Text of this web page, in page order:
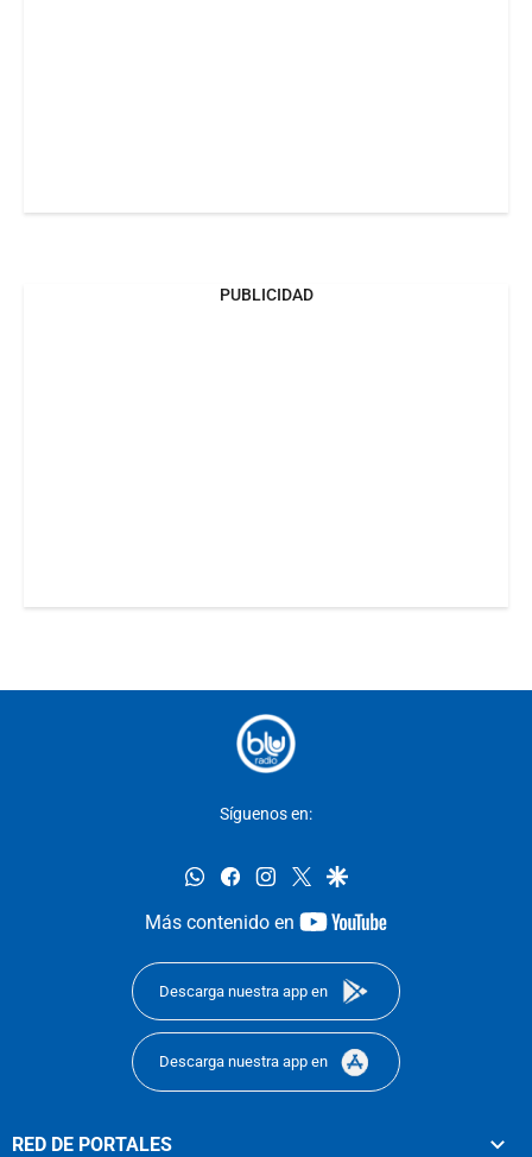
PUBLICIDAD
Síguenos en:
whatsappfacebookinstagram
twittergoogle
Más contenido en
youtube-
Descarga nuestra app en
Descarga nuestra app en
RED DE PORTALES